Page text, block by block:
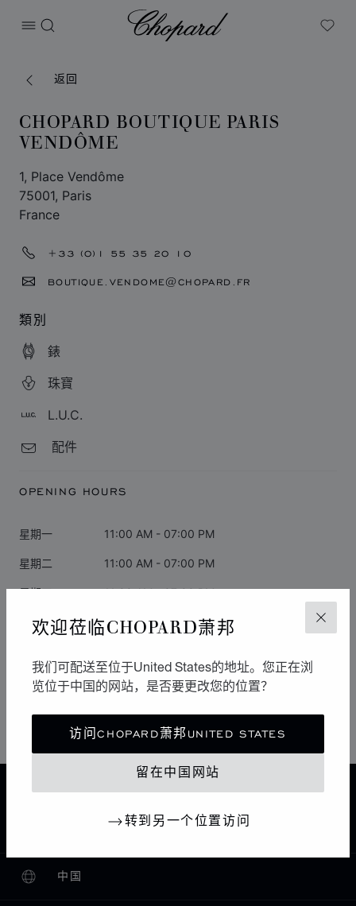
关闭
欢迎莅临CHOPARD萧邦
我们可配送至位于United States的地址。您正在浏
览位于中国的网站，是否要更改您的位置？
访问CHOPARD萧邦UNITED STATES
留在中国网站
转到另一个位置访问
打开菜单
搜索
Chopard
My
返回
CHOPARD BOUTIQUE PARIS
VENDÔME
1, Place Vendôme
75001, Paris
France
+33 (0)1 55 35 20 10
BOUTIQUE.VENDOME@CHOPARD.FR
類別
錶
珠寶
L.U.C.
配件
OPENING HOURS
星期一 11:00 AM - 07:00 PM
星期二 11:00 AM - 07:00 PM
星期三 11:00 AM - 07:00 PM
星期四 11:00 AM - 07:00 PM
星期六 11:00 AM - 07:00 PM
主页 查找精品店 所有店铺 欧洲 法国
CHOPARD BOUTIQUE PARIS VENDÔME
中国
本地化（更改国家/地区）
更改国家/地区